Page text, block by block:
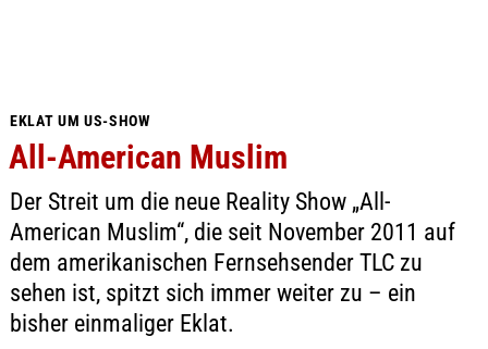
EKLAT UM US-SHOW
All-American Muslim
Der Streit um die neue Reality Show „All-
American Muslim“, die seit November 2011 auf
dem amerikanischen Fernsehsender TLC zu
sehen ist, spitzt sich immer weiter zu – ein
bisher einmaliger Eklat.